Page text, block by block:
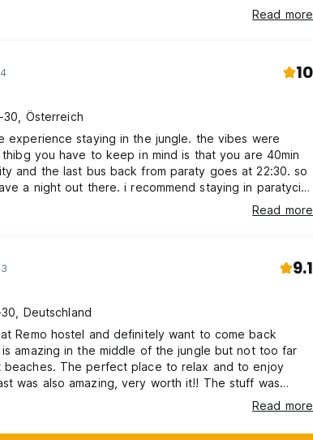
Read more
10
30, Österreich
experience staying in the jungle. the vibes were
you have to keep in mind is that you are 40min
and the last bus back from paraty goes at 22:30. so
a night out there. i recommend staying in paratycity
experience the music there. otherwise staying in this
chill and there are many day activities you can do.
Read more
9.1
Deutschland
Remo hostel and definitely want to come back
amazing in the middle of the jungle but not too far
beaches. The perfect place to relax and to enjoy
was also amazing, very worth it!! The stuff was
only thing to improve is the connection to the city of
away, which is not necessarily a problem but the
to the hostel at 22.30 so quiet early.
Read more